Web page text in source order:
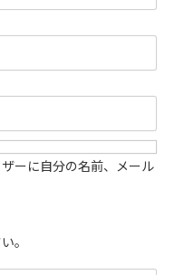
ーに自分の名前、メール
。